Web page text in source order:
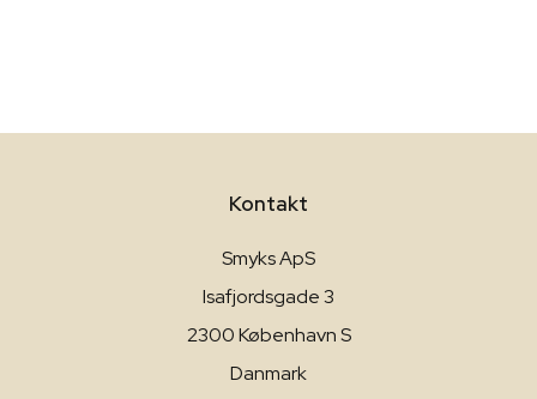
Kontakt
Smyks ApS
Isafjordsgade 3
2300 København S
Danmark